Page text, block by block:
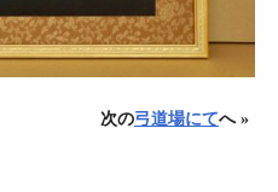
次の弓道場にてへ »